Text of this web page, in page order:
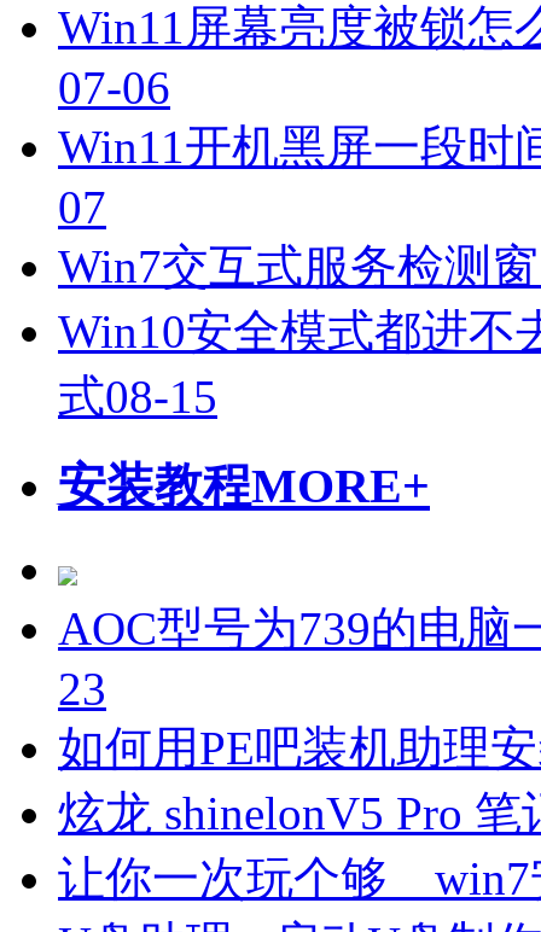
Win11屏幕亮度被锁怎
07-06
Win11开机黑屏一段时
07
Win7交互式服务检测
Win10安全模式都进不
式08-15
安装教程MORE+
AOC型号为739的电脑
23
如何用PE吧装机助理
炫龙 shinelonV5 Pro
让你一次玩个够 win7